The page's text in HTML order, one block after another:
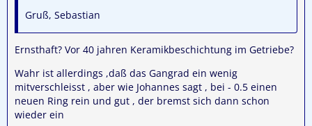
Gruß, Sebastian
Ernsthaft? Vor 40 jahren Keramikbeschichtung im Getriebe?
Wahr ist allerdings ,daß das Gangrad ein wenig
mitverschleisst , aber wie Johannes sagt , bei - 0.5 einen
neuen Ring rein und gut , der bremst sich dann schon
wieder ein